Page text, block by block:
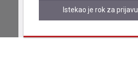
Istekao je rok za prijavu